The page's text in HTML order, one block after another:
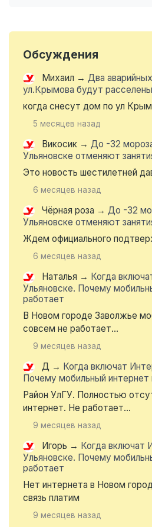
Обсуждения
Михаил → Два
ул.Крымова будут расселены
когда снесут дом по ул
5 месяцев назад
Викосик → До -32
Ульяновске отменяют
Это новость шестилетней
6 месяцев назад
Чёрная роза → До -32
Ульяновске отменяют
Ждем официального
6 месяцев назад
Наталья → Когда
Ульяновске. Почему
работает
В Новом городе Заволжье
совсем не работает...
9 месяцев назад
Д → Когда включат
Почему мобильный интернет
Район УлГУ. Полностью
интернет. Не работает...
9 месяцев назад
Игорь → Когда включат
Ульяновске. Почему
работает
Нет интернета в Новом
связь платим
9 месяцев назад